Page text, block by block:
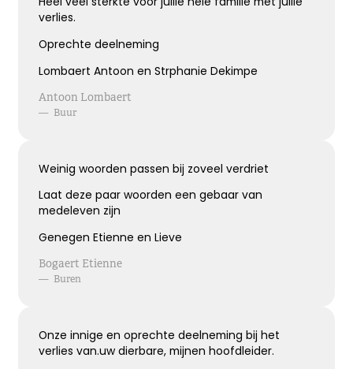
verlies.
Oprechte deelneming
Lombaert Antoon en Strphanie Dekimpe
Antoon Lombaert
— Buur
Weinig woorden passen bij zoveel verdriet
Laat deze paar woorden een gebaar van
medeleven zijn
Genegen Etienne en Lieve
Bogaert Etienne
— Buren
Onze innige en oprechte deelneming bij het
verlies van.uw dierbare, mijnen hoofdleider.
Bijzonder persoon gemist
Een dierbaar, geliefd persoon.
Uniek en onvervangbaar.
Kies dit gedicht
Broosheid van het leven